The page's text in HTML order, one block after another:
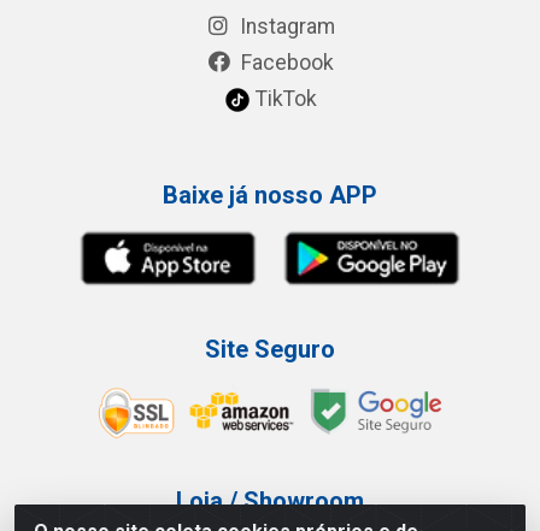
Instagram
Facebook
TikTok
Baixe já nosso APP
Site Seguro
Loja / Showroom